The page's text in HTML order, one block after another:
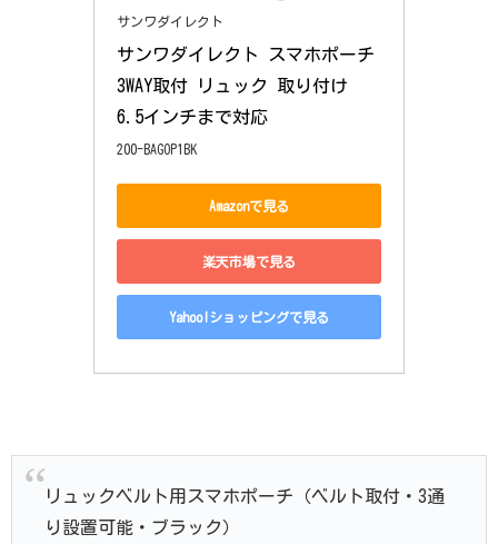
サンワダイレクト
サンワダイレクト スマホポーチ
3WAY取付 リュック 取り付け
6.5インチまで対応
200-BAGOP1BK
Amazonで見る
楽天市場で見る
Yahoo!ショッピングで見る
リュックベルト用スマホポーチ（ベルト取付・3通
り設置可能・ブラック）